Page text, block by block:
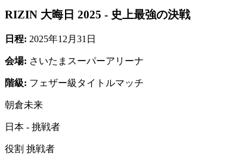
RIZIN 大晦日 2025 - 史上最強の決戦
日程: 2025年12月31日
会場: さいたまスーパーアリーナ
階級: フェザー級タイトルマッチ
朝倉未来
日本 - 挑戦者
役割 挑戦者